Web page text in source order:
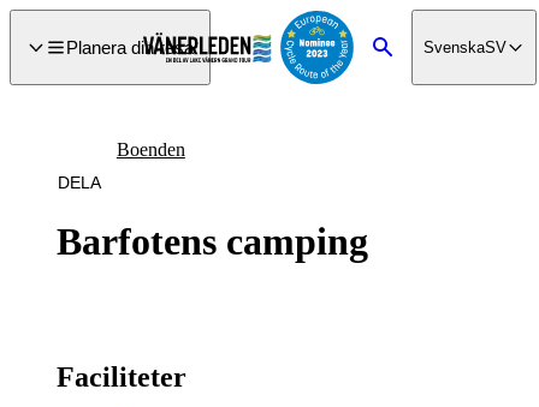
till
Planera din resa
Sök SvenskaSV
Barfotens camping
Boenden
DELA
Faciliteter